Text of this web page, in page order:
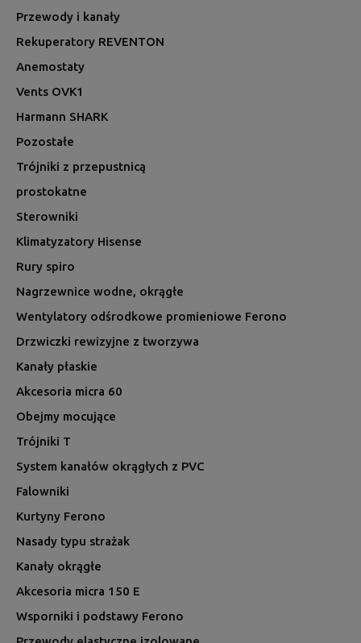
Przewody i kanały
Rekuperatory REVENTON
Anemostaty
Vents OVK1
Harmann SHARK
Pozostałe
Trójniki z przepustnicą
prostokatne
Sterowniki
Klimatyzatory Hisense
Rury spiro
Nagrzewnice wodne, okrągłe
Wentylatory odśrodkowe promieniowe Ferono
Drzwiczki rewizyjne z tworzywa
Kanały płaskie
Akcesoria micra 60
Obejmy mocujące
Trójniki T
System kanałów okrągłych z PVC
Falowniki
Kurtyny Ferono
Nasady typu strażak
Kanały okrągłe
Akcesoria micra 150 E
Wsporniki i podstawy Ferono